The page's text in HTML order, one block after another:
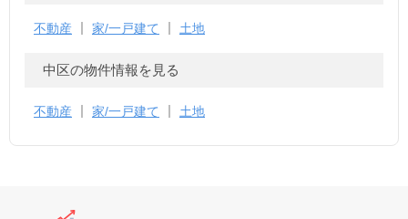
不動産 家/一戸建て 土地
中区の物件情報を見る
不動産 家/一戸建て 土地